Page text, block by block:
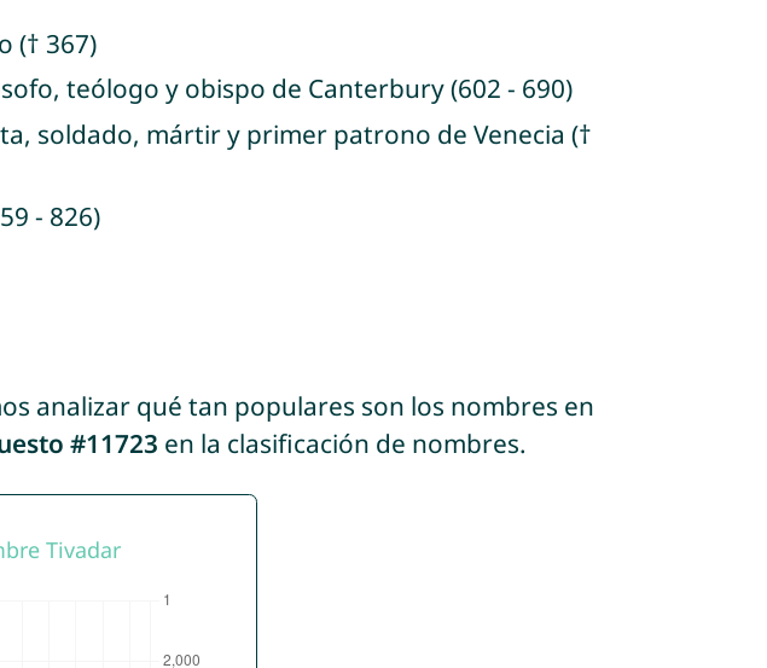
(† 367)
teólogo y obispo de Canterbury (602 - 690)
soldado, mártir y primer patrono de Venecia (†
- 826)
analizar qué tan populares son los nombres en
#11723 en la clasificación de nombres.